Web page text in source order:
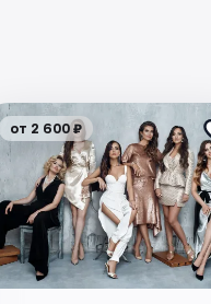
от 2 600 ₽